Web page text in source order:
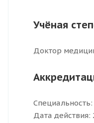
Учёная
Доктор
Дата действия: